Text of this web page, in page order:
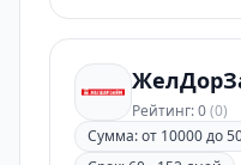
Рейтинг: 0(0)
Сумма: от 10000 до